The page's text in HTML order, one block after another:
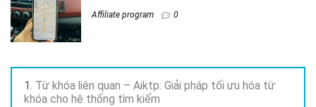
Affiliate program 0
Từ khóa liên quan – Aiktp: Giải pháp tối ưu hóa từ
khóa cho hệ thống tìm kiếm